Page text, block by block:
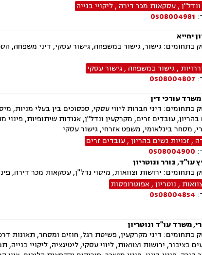
,עסקאות מכר דירה ,ליקויי בנייה
0508004981
יחייא
בתחומים: גישור, גישור במשפחה, גישור עסקי, דיני משפחה,
,גישור במשפחה ,גישור עסקי
0508004807
עורכי דין
דיני חברות ליווי עסקי, סכסוכים בין בעלי מניות,
בהריון, עובדים זרים, מקרקעין ונדל"ן, אגודות שיתופיות,
מסחר בינלאומי, משפט אזרחי, גישור עסקי
, זכויות נשים בהריון,עובדים זרים
0508004900
עו"ד, בורר ונוטריון
בתחומים: ירושות וצוואות, מיסוי נדל"ן, עסקאות מכר דירה,
, נוטריון,אפוטרופסות
0508004854
משרד עו"ד ונוטריון
בתחומים: דיני מקרקעין, פשיטת רגל, חוזים ומסחר, תאונות